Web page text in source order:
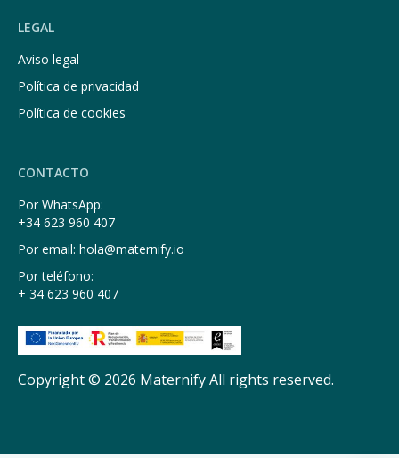
LEGAL
Aviso legal
Política de privacidad
Política de cookies
CONTACTO
Por WhatsApp:
+34 623 960 407
Por email: hola@maternify.io
Por teléfono:
+ 34 623 960 407
Copyright © 2026 Maternify All rights reserved.